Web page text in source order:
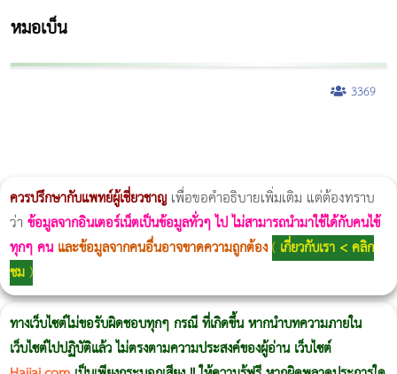
หมอเบ็น
3369
ควรปรึกษากับแพทย์ผู้เชี่ยวชาญเพื่อขอคำอธิบายเพิ่มเติม แต่ต้องทราบ
ว่า ข้อมูลจากอินเตอร์เน็ตเป็นข้อมูลทั่วๆ ไป ไม่สามารถนำมาใช้ได้กับคนไข้
ทุกๆ คน และข้อมูลจากคนอื่นอาจขาดความถูกต้อง( เกี่ยวกับเรา < คลิก
ชม)
ทางเว็บไซต์ไม่ขอรับผิดชอบทุกๆ กรณี ที่เกิดขึ้น หากนำบทความภายใน
เว็บไซต์ไปปฏิบัติแล้ว ไม่ตรงตามความประสงค์ของผู้อ่าน เว็บไซต์